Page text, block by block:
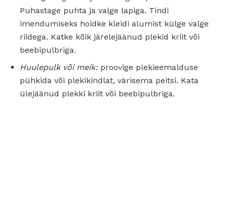
Puhastage puhta ja valge lapiga. Tindi
imendumiseks hoidke kleidi alumist külge valge
riidega. Katke kõik järelejäänud plekid kriit või
beebipulbriga.
Huulepulk või meik:proovige plekieemalduse
pühkida või plekikindlat, värisema peitsi. Kata
ülejäänud plekki kriit või beebipulbriga.